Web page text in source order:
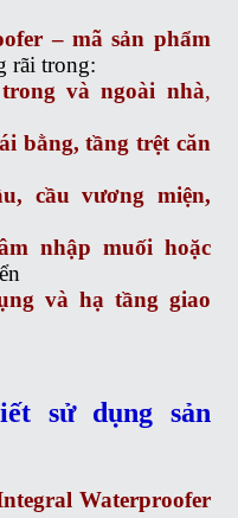
– mã sản phẩm
rãi trong:
và ngoài nhà,
bằng, tầng trệt căn
cầu vương miện,
nhập muối hoặc
và hạ tầng giao
sử dụng sản
Waterproofer